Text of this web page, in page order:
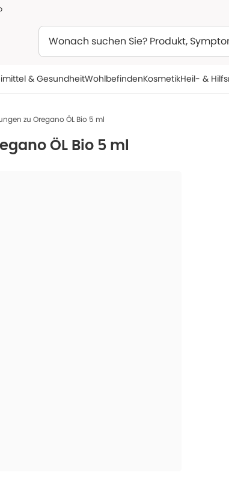
& GesundheitWohlbefindenKosmetikHeil- &
zu Oregano ÖL Bio 5 ml
ÖL Bio 5 ml